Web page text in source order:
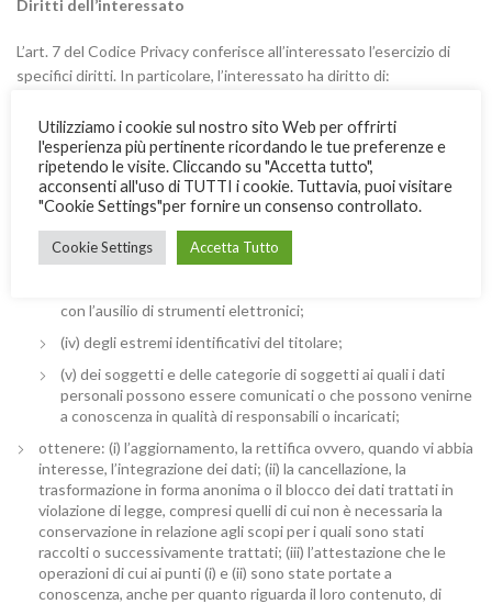
Diritti dell’interessato
L’art. 7 del Codice Privacy conferisce all’interessato l’esercizio di
specifici diritti. In particolare, l’interessato ha diritto di:
ottenere la conferma dell’esistenza o meno di dati personali che
lo riguardano, anche se non ancora registrati, e la loro
comunicazione in forma intelligibile;
ottenere l’indicazione:
(ii) delle finalità e modalità del trattamento;
con l’ausilio di strumenti elettronici;
(iv) degli estremi identificativi del titolare;
(v) dei soggetti e delle categorie di soggetti ai quali i dati
personali possono essere comunicati o che possono venirne
a conoscenza in qualità di responsabili o incaricati;
ottenere: (i) l’aggiornamento, la rettifica ovvero, quando vi abbia
interesse, l’integrazione dei dati; (ii) la cancellazione, la
trasformazione in forma anonima o il blocco dei dati trattati in
violazione di legge, compresi quelli di cui non è necessaria la
conservazione in relazione agli scopi per i quali sono stati
raccolti o successivamente trattati; (iii) l’attestazione che le
operazioni di cui ai punti (i) e (ii) sono state portate a
conoscenza, anche per quanto riguarda il loro contenuto, di
Utilizziamo i cookie sul nostro sito Web per offrirti
l'esperienza più pertinente ricordando le tue preferenze e
ripetendo le visite. Cliccando su "Accetta tutto",
acconsenti all'uso di TUTTI i cookie. Tuttavia, puoi visitare
"Cookie Settings"per fornire un consenso controllato.
Cookie Settings Accetta Tutto